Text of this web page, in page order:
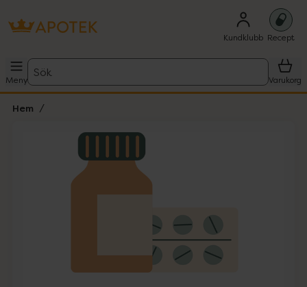
Kundklubb Recept
Meny
Sök
Varukorg
Hem
Lista: . Innehåller 1 objekt.